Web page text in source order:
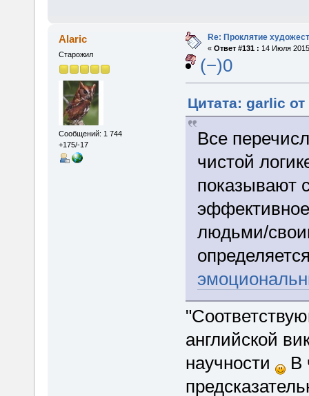
Alaric
Старожил
Сообщений: 1 744
+175/-17
Re: Проклятие
« Ответ #131 : 14 Июля
(−)0
Цитата: garlic
Все
чистой
показывают
людьми/
английской
научности
В